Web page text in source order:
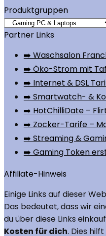
Produktgruppen
Partner Links
➡️ Waschsalon
➡️ Öko-Strom mit
➡️ Internet & DSL
➡️ Smartwatch- &
➡️ HotChilliDate –
➡️ Zocker-Tarife –
➡️ Streaming &
➡️ Gaming Token
Affiliate-Hinweis
Einige Links auf dieser
Das bedeutet, dass wir
du über diese Links
Kosten für dich. Dies